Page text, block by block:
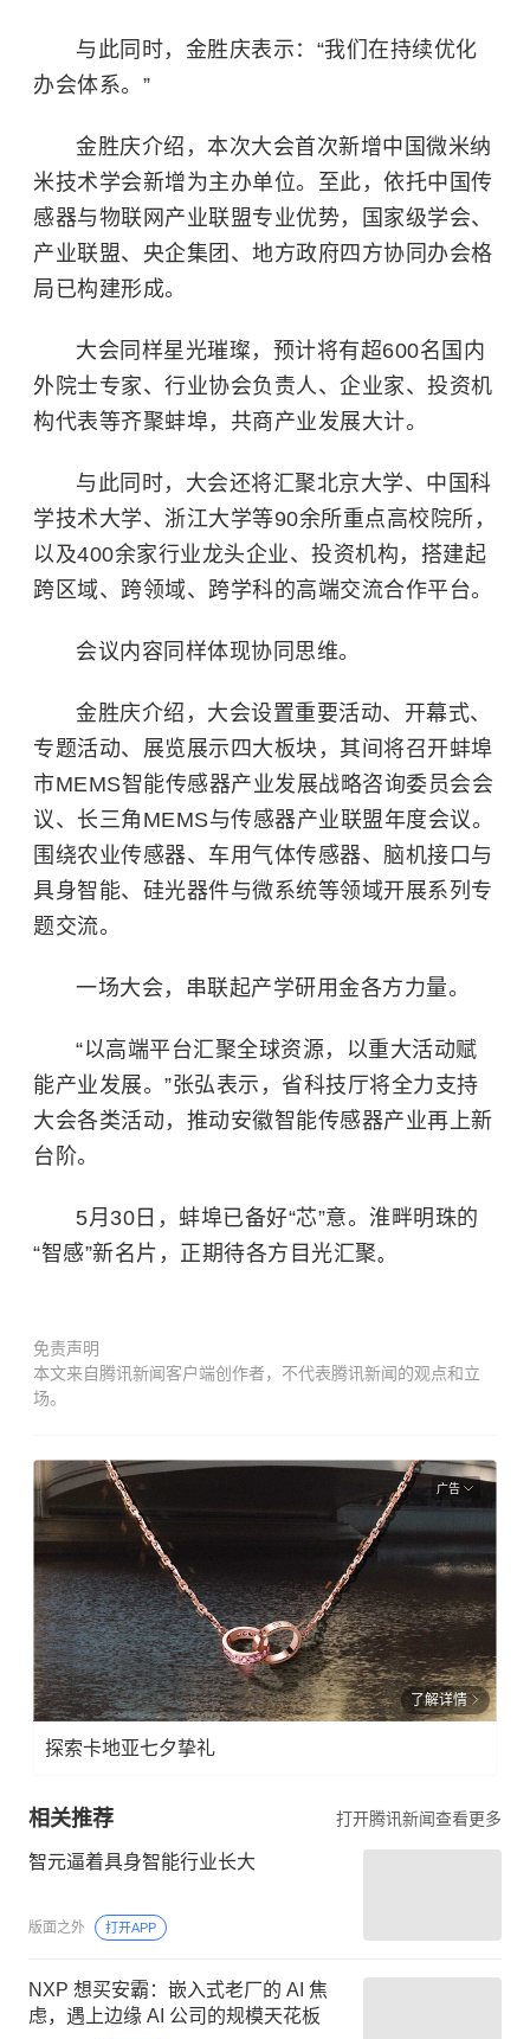
与此同时，金胜庆表示：“我们在持续优化
办会体系。”
金胜庆介绍，本次大会首次新增中国微米纳
米技术学会新增为主办单位。至此，依托中国传
感器与物联网产业联盟专业优势，国家级学会、
产业联盟、央企集团、地方政府四方协同办会格
局已构建形成。
大会同样星光璀璨，预计将有超600名国内
外院士专家、行业协会负责人、企业家、投资机
构代表等齐聚蚌埠，共商产业发展大计。
与此同时，大会还将汇聚北京大学、中国科
学技术大学、浙江大学等90余所重点高校院所，
以及400余家行业龙头企业、投资机构，搭建起
跨区域、跨领域、跨学科的高端交流合作平台。
会议内容同样体现协同思维。
金胜庆介绍，大会设置重要活动、开幕式、
专题活动、展览展示四大板块，其间将召开蚌埠
市MEMS智能传感器产业发展战略咨询委员会会
议、长三角MEMS与传感器产业联盟年度会议。
围绕农业传感器、车用气体传感器、脑机接口与
具身智能、硅光器件与微系统等领域开展系列专
题交流。
一场大会，串联起产学研用金各方力量。
“以高端平台汇聚全球资源，以重大活动赋
能产业发展。”张弘表示，省科技厅将全力支持
大会各类活动，推动安徽智能传感器产业再上新
台阶。
5月30日，蚌埠已备好“芯”意。淮畔明珠的
“智感”新名片，正期待各方目光汇聚。
免责声明
本文来自腾讯新闻客户端创作者，不代表腾讯新闻的观点和立
场。
广告
了解详情
探索卡地亚七夕挚礼
相关推荐 打开腾讯新闻查看更多
智元逼着具身智能行业长大
版面之外 打开APP
NXP 想买安霸：嵌入式老厂的 AI 焦
虑，遇上边缘 AI 公司的规模天花板